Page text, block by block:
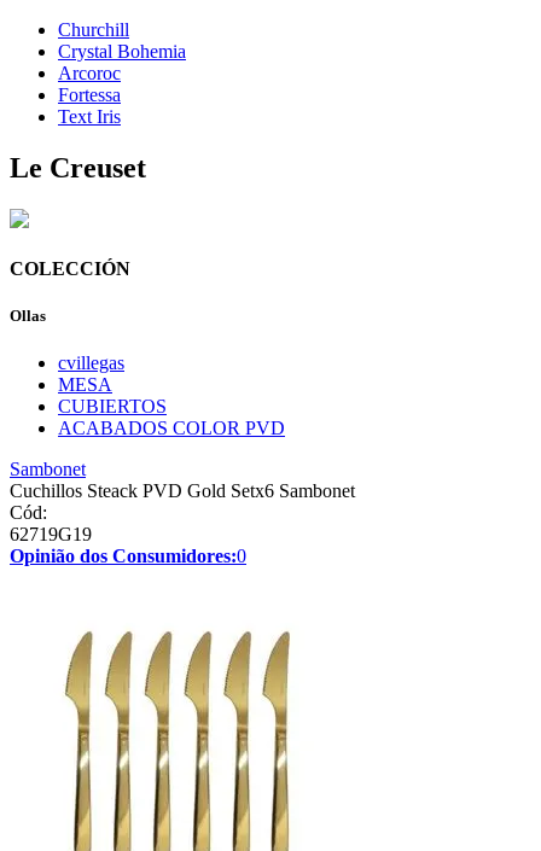
Churchill
Crystal Bohemia
Arcoroc
Fortessa
Text Iris
Le Creuset
COLECCIÓN
Ollas
cvillegas
MESA
CUBIERTOS
ACABADOS COLOR PVD
Sambonet
Cuchillos Steack PVD Gold Setx6 Sambonet
Cód:
62719G19
Opinião dos Consumidores:0